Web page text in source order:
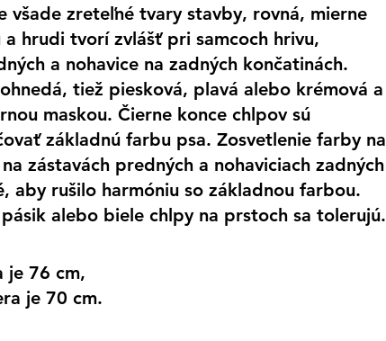
zreteľné tvary stavby, rovná, mierne
hrudi tvorí zvlášť pri samcoch hrivu,
a nohavice na zadných končatinách.
tiež piesková, plavá alebo krémová a
maskou. Čierne konce chlpov sú
základnú farbu psa. Zosvetlenie farby na
zástavách predných a nohaviciach zadných
aby rušilo harmóniu so základnou farbou.
alebo biele chlpy na prstoch sa tolerujú.
je 76 cm,
je 70 cm.